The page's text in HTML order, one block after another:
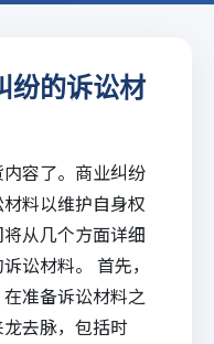
纷的诉讼材
容了。商业纠纷
料以维护自身权
从几个方面详细
讼材料。 首先，
准备诉讼材料之
去脉，包括时